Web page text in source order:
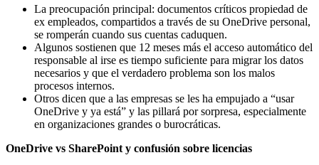
La preocupación principal: documentos críticos propiedad de
ex empleados, compartidos a través de su OneDrive personal,
se romperán cuando sus cuentas caduquen.
Algunos sostienen que 12 meses más el acceso automático del
responsable al irse es tiempo suficiente para migrar los datos
necesarios y que el verdadero problema son los malos
procesos internos.
Otros dicen que a las empresas se les ha empujado a “usar
OneDrive y ya está” y las pillará por sorpresa, especialmente
en organizaciones grandes o burocráticas.
OneDrive vs SharePoint y confusión sobre licencias